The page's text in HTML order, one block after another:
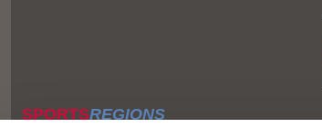
SPORTSREGIONS